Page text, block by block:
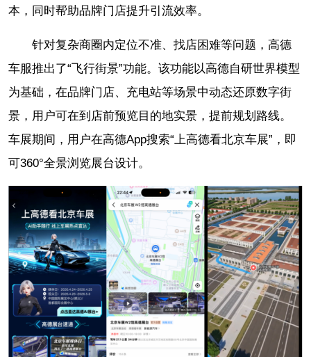
本，同时帮助品牌门店提升引流效率。
针对复杂商圈内定位不准、找店困难等问题，高德
车服推出了“飞行街景”功能。该功能以高德自研世界模型
为基础，在品牌门店、充电站等场景中动态还原数字街
景，用户可在到店前预览目的地实景，提前规划路线。
车展期间，用户在高德App搜索“上高德看北京车展”，即
可360°全景浏览展台设计。